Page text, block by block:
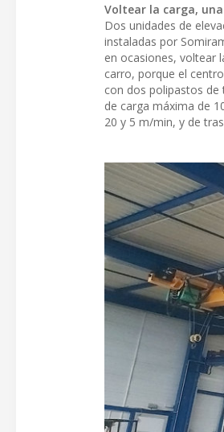
Voltear la carga,
Dos unidades de
instaladas por
en ocasiones, voltear
carro, porque el
con dos polipastos de
de carga máxima de
20 y 5 m/min, y de